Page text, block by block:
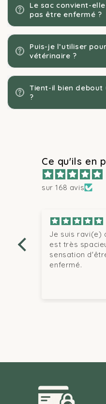
Le sac convient-
pas être enfermé ?
Puis-je l’utiliser
vétérinaire ?
Tient-il bien debout
?
Ce qu'ils en
sur 168 avis
Je suis ravi(e)
est très
sensation
enfermé.